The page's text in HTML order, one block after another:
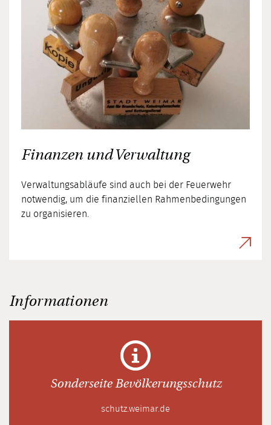
Finanzen und Verwaltung
Verwaltungsabläufe sind auch bei der Feuerwehr
notwendig, um die finanziellen Rahmenbedingungen
zu organisieren.
Informationen
Sonderseite Bevölkerungsschutz
schutz.weimar.de